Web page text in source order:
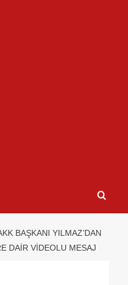
BAŞKANI YILMAZ’DAN
DAIR VIDEOLU MESAJ